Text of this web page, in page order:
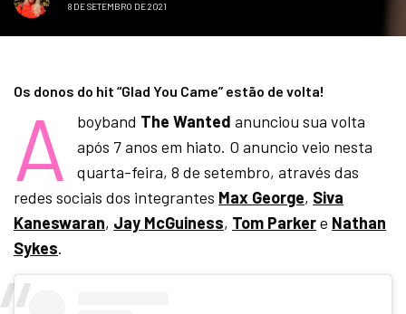
8 DE SETEMBRO DE 2021
Os donos do hit “Glad You Came” estão de volta!
A boyband The Wanted anunciou sua volta
após 7 anos em hiato. O anuncio veio nesta
quarta-feira, 8 de setembro, através das
redes sociais dos integrantes Max George, Siva
Kaneswaran, Jay McGuiness, Tom Parkere Nathan
Sykes.